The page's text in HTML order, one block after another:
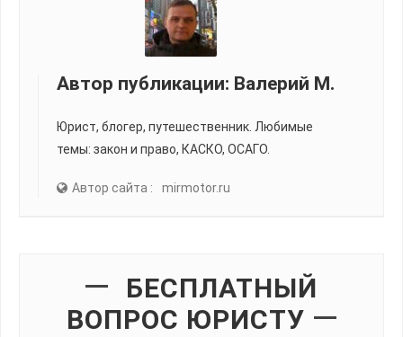
Автор публикации: Валерий М.
Юрист, блогер, путешественник. Любимые
темы: закон и право, КАСКО, ОСАГО.
Автор сайта : mirmotor.ru
БЕСПЛАТНЫЙ
ВОПРОС ЮРИСТУ